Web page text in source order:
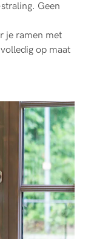
Geen
je ramen met
op maat